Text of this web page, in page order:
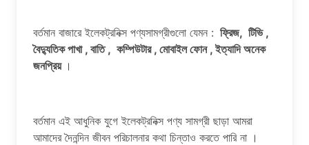
বর্তমান বাজারে ইলেকট্রনিক্স পণ্যসামগ্রীগুলো যেমন : ফ্রিজ, টিভি ,
বৈদ্যুতিক পাখা , বাতি , কম্পিউটার , মোবাইল ফোন , ইত্যাদি অনেক
জনপ্রিয় ।
বর্তমান এই আধুনিক যুগে ইলেকট্রনিক্স পণ্য সামগ্রী ছাড়া আমরা
আমাদের দৈনন্দিন জীবন পরিচালনার কথা চিন্তাও করতে পারি না ।